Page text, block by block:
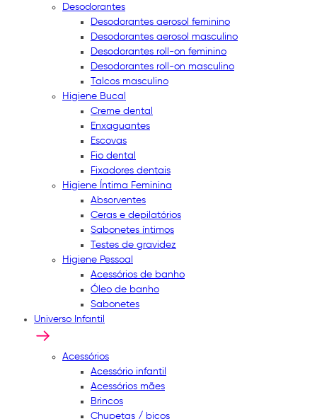
Desodorantes
Desodorantes aerosol feminino
Desodorantes aerosol masculino
Desodorantes roll-on feminino
Desodorantes roll-on masculino
Talcos masculino
Higiene Bucal
Creme dental
Enxaguantes
Escovas
Fio dental
Fixadores dentais
Higiene Íntima Feminina
Absorventes
Ceras e depilatórios
Sabonetes íntimos
Testes de gravidez
Higiene Pessoal
Acessórios de banho
Óleo de banho
Sabonetes
Universo Infantil
Acessórios
Acessório infantil
Acessórios mães
Brincos
Chupetas / bicos